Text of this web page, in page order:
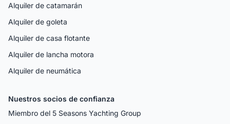
Alquiler de catamarán
Alquiler de goleta
Alquiler de casa flotante
Alquiler de lancha motora
Alquiler de neumática
Nuestros socios de confianza
Miembro del 5 Seasons Yachting Group